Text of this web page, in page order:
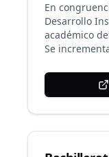
En
Desarrollo
académico
Se
programa
áreas